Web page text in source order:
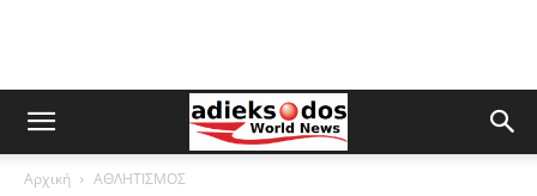
Αρχική ΑΘΛΗΤΙΣΜΟΣ